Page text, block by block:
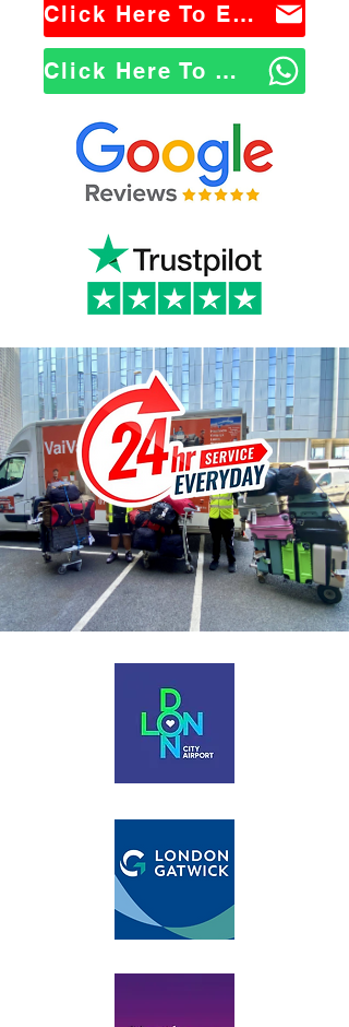
Click Here To Email Us
Click Here To WhatsApp Us